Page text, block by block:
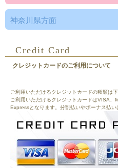
神奈川県方面
Credit Card
クレジットカードのご利用について
ご利用いただけるクレジットカードの種類は下
ご利用いただけるクレジットカードはVISA
Expressとなります。分割払いやボーナス払い